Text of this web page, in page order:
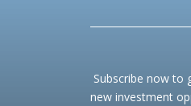
Subscribe now to
new investment